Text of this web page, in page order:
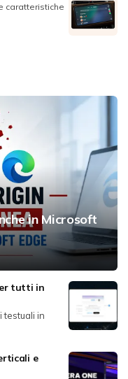
caratteristiche
in Microsoft
tutti in
testuali in
e